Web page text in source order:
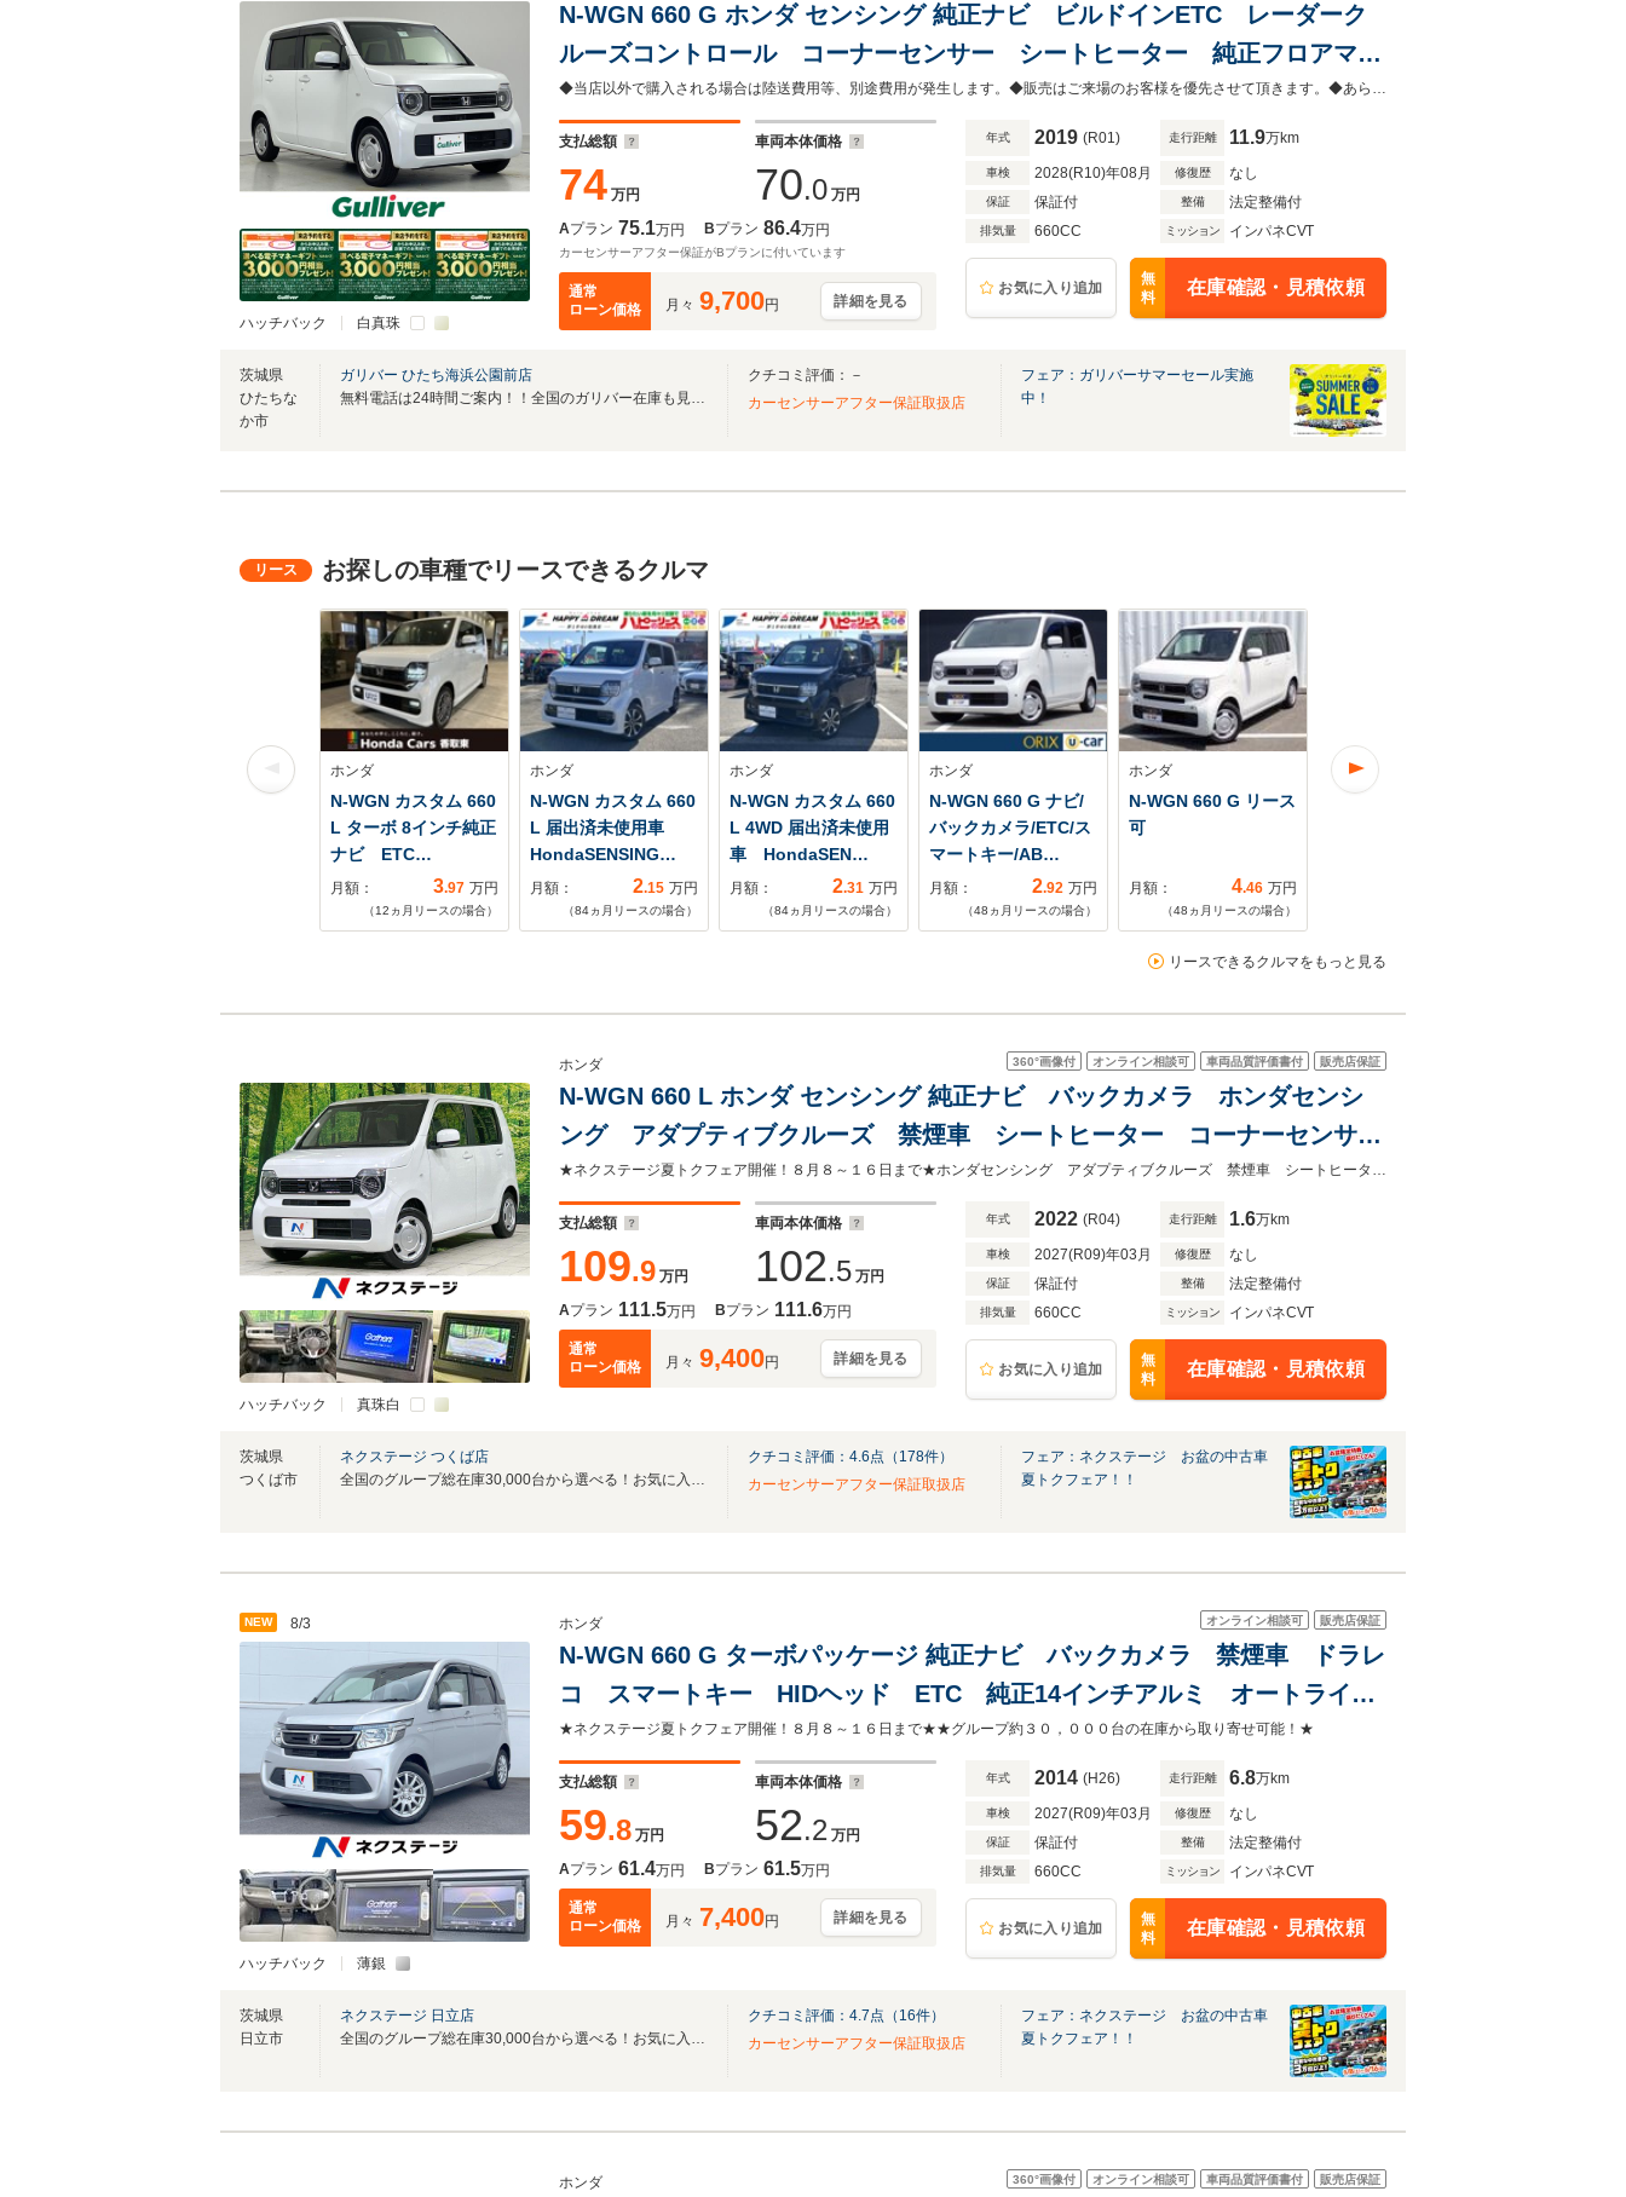
ハッチバック 白真珠
N-WGN 660 G ホンダ センシング 純正ナビ ビルドインETC レーダーク
ルーズコントロール コーナーセンサー シートヒーター 純正フロアマッ
ト ドアバイザー USB入力端子 充電ポート2か所 横滑り防止 レーン
キープアシスト プリクラ
◆当店以外で購入される場合は陸送費用等、別途費用が発生します。◆販売はご来場のお客様を優先させて頂きます。◆あらかじめご確認下さい※販売は一般のお客様に限ります。
支払総額
74 万円
車両本体価格
70.0 万円
Aプラン 75.1万円 Bプラン 86.4万円
カーセンサーアフター保証がBプランに付いています
通常
ローン価格
月々 9,700円 詳細を見る
年式 2019 (R01) 走行距離 11.9万km
車検 2028(R10)年08月 修復歴 なし
保証 保証付 整備 法定整備付
排気量 660CC ミッション インパネCVT
お気に入り追加
無
料
在庫確認・見積依頼
茨城県
ひたちな
か市
ガリバー ひたち海浜公園前店
無料電話は24時間ご案内！！全国のガリバー在庫も見たい方は一括照会が可能です！
クチコミ評価：－
カーセンサーアフター保証取扱店
フェア：ガリバーサマーセール実施
中！
お探しの車種でリースできるクルマ
ホンダ
N-WGN カスタム 660
L ターボ 8インチ純正
ナビ ETC…
月額： 3.97 万円
（12 ヵ月リースの場合）
ホンダ
N-WGN カスタム 660
L 届出済未使用車
HondaSENSING…
月額： 2.15 万円
（84ヵ月リースの場合）
ホンダ
N-WGN カスタム 660
L 4WD 届出済未使用
車 HondaSEN…
月額： 2.31 万円
（84ヵ月リースの場合）
ホンダ
N-WGN 660 G ナビ/
バックカメラ/ETC/ス
マートキー/AB…
月額： 2.92 万円
（48 ヵ月リースの場合）
ホンダ
N-WGN 660 G リース
可
月額： 4.46 万円
（48 ヵ月リースの場合）
ホンダ
リースできるクルマをもっと見る
ハッチバック 真珠白
360°画像付 オンライン相談可 車両品質評価書付 販売店保証
ホンダ
N-WGN 660 L ホンダ センシング 純正ナビ バックカメラ ホンダセンシ
ング アダプティブクルーズ 禁煙車 シートヒーター コーナーセンサ
ー オートハイビーム スマートキー LEDヘッド ETC 電動格納ミラ
ー Bluetooth再生
支払総額
109.9 万円
車両本体価格
102.5 万円
Aプラン 111.5万円 Bプラン 111.6万円
通常
ローン価格
月々 9,400円 詳細を見る
年式 2022 (R04) 走行距離 1.6万km
車検 2027(R09)年03月 修復歴 なし
保証 保証付 整備 法定整備付
排気量 660CC ミッション インパネCVT
お気に入り追加
無
料
在庫確認・見積依頼
茨城県
つくば市
ネクステージ つくば店
クチコミ評価： 4.6 点（ 178件）
カーセンサーアフター保証取扱店
フェア：ネクステージ お盆の中古車
夏トクフェア！！
NEW 8/3
ハッチバック 薄銀
オンライン相談可 販売店保証
ホンダ
N-WGN 660 G ターボパッケージ 純正ナビ バックカメラ 禁煙車 ドラレ
コ スマートキー HIDヘッド ETC 純正14インチアルミ オートライ
ト オートエアコン Bluetooth CD DVD再生 地デジ
★ネクステージ夏トクフェア開催！８月８～１６日まで★★グループ約３０，０００台の在庫から取り寄せ可能！★
支払総額
59.8 万円
車両本体価格
52.2 万円
Aプラン 61.4万円 Bプラン 61.5万円
通常
ローン価格
月々 7,400円 詳細を見る
年式 2014 (H26) 走行距離 6.8万km
車検 2027(R09)年03月 修復歴 なし
保証 保証付 整備 法定整備付
排気量 660CC ミッション インパネCVT
お気に入り追加
無
料
在庫確認・見積依頼
茨城県
日立市
ネクステージ 日立店
クチコミ評価： 4.7 点（ 16件）
カーセンサーアフター保証取扱店
フェア：ネクステージ お盆の中古車
夏トクフェア！！
360°画像付 オンライン相談可 車両品質評価書付 販売店保証
ホンダ